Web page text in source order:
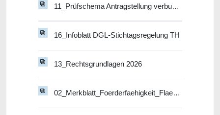
11_Prüfschema Antragstellung verbundene Unternehmen
16_Infoblatt DGL-Stichtagsregelung TH
13_Rechtsgrundlagen 2026
02_Merkblatt_Foerderfaehigkeit_Flaechen 2026